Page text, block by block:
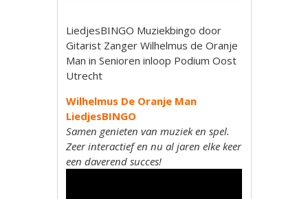
LiedjesBINGO Muziekbingo door
Gitarist Zanger Wilhelmus de Oranje
Man in Senioren inloop Podium Oost
Utrecht
Wilhelmus De Oranje Man
LiedjesBINGO
Samen genieten van muziek en spel.
Zeer interactief en nu al jaren elke keer
een daverend succes!